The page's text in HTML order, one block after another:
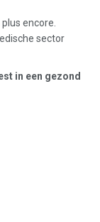
sector
in een gezond